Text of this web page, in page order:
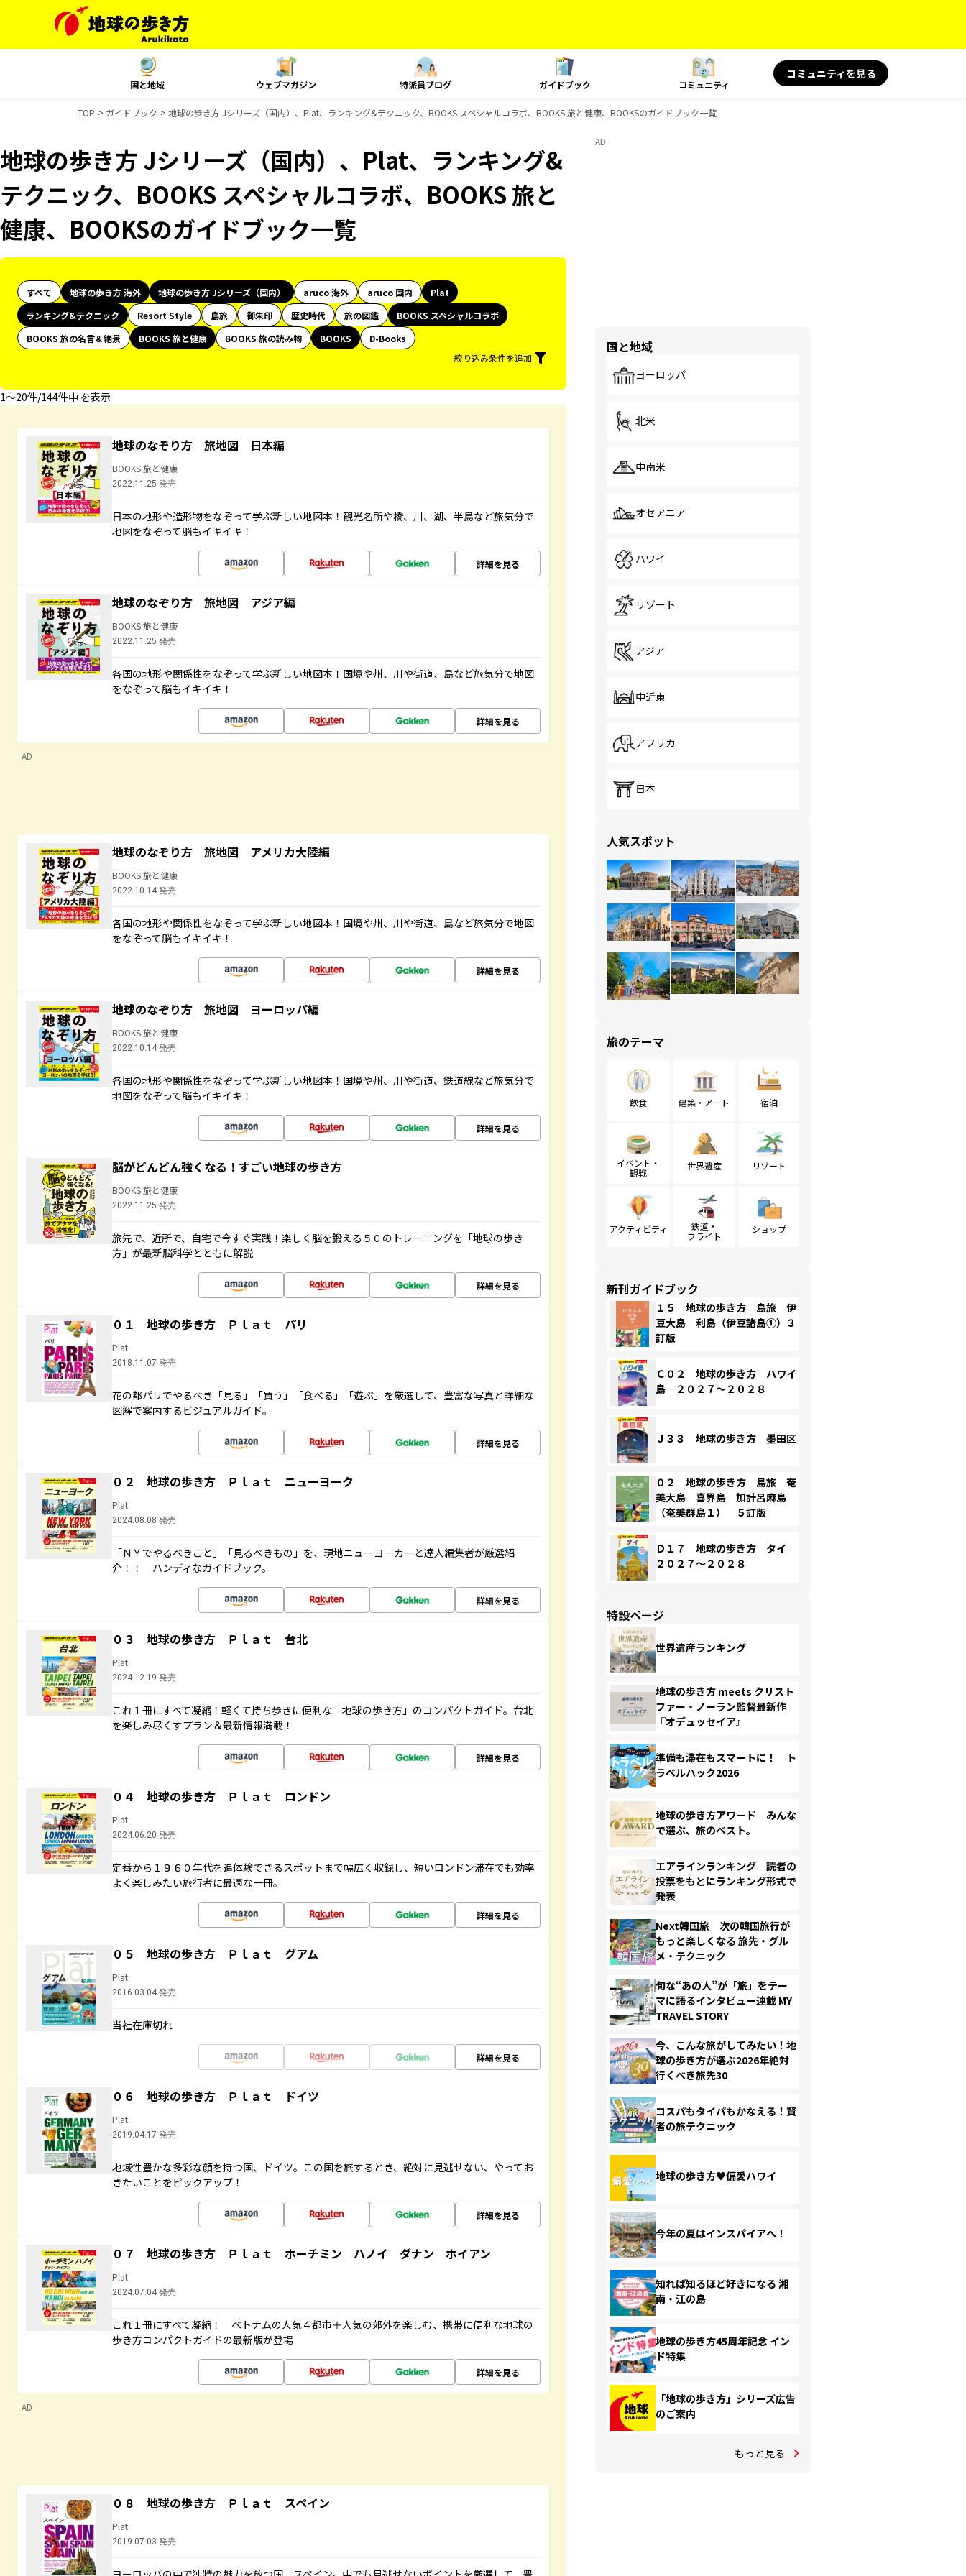
国と地域 ウェブマガジン 特派員ブログ ガイドブック コミュニティ
コミュニティを見る
TOP ガイドブック 地球の歩き方 Jシリーズ（国内）、Plat、ランキング&テクニック、BOOKS スペシャルコラボ、BOOKS 旅と健康、BOOKSのガイドブック一覧
地球の歩き方 Jシリーズ（国内）、Plat、ランキング&
テクニック、BOOKS スペシャルコラボ、BOOKS 旅と
健康、BOOKSのガイドブック一覧
すべて 地球の歩き方 海外 地球の歩き方 Jシリーズ（国内） aruco 海外 aruco 国内
Plat
ランキング&テクニック
Resort Style 島旅 御朱印 歴史時代 旅の図鑑
BOOKS スペシャルコラボ
BOOKS 旅の名言＆絶景
BOOKS 旅と健康 BOOKS 旅の読み物 BOOKS
D-Books
絞り込み条件を追加
1〜20件/144件中 を表示
地球のなぞり方 旅地図 日本編
BOOKS 旅と健康
2022.11.25 発売
日本の地形や造形物をなぞって学ぶ新しい地図本！観光名所や橋、川、湖、半島など旅気分で
地図をなぞって脳もイキイキ！
詳細を見る
地球のなぞり方 旅地図 アジア編
BOOKS 旅と健康
2022.11.25 発売
各国の地形や関係性をなぞって学ぶ新しい地図本！国境や州、川や街道、島など旅気分で地図
をなぞって脳もイキイキ！
詳細を見る
AD
地球のなぞり方 旅地図 アメリカ大陸編
BOOKS 旅と健康
2022.10.14 発売
各国の地形や関係性をなぞって学ぶ新しい地図本！国境や州、川や街道、島など旅気分で地図
をなぞって脳もイキイキ！
詳細を見る
地球のなぞり方 旅地図 ヨーロッパ編
BOOKS 旅と健康
2022.10.14 発売
各国の地形や関係性をなぞって学ぶ新しい地図本！国境や州、川や街道、鉄道線など旅気分で
地図をなぞって脳もイキイキ！
詳細を見る
脳がどんどん強くなる！すごい地球の歩き方
BOOKS 旅と健康
2022.11.25 発売
旅先で、近所で、自宅で今すぐ実践！楽しく脳を鍛える５０のトレーニングを「地球の歩き
方」が最新脳科学とともに解説
詳細を見る
０１ 地球の歩き方 Ｐｌａｔ パリ
Plat
2018.11.07 発売
花の都パリでやるべき「見る」「買う」「食べる」「遊ぶ」を厳選して、豊富な写真と詳細な
図解で案内するビジュアルガイド。
詳細を見る
０２ 地球の歩き方 Ｐｌａｔ ニューヨーク
Plat
2024.08.08 発売
「ＮＹでやるべきこと」「見るべきもの」を、現地ニューヨーカーと達人編集者が厳選紹
介！！ ハンディなガイドブック。
詳細を見る
０３ 地球の歩き方 Ｐｌａｔ 台北
Plat
2024.12.19 発売
これ１冊にすべて凝縮！軽くて持ち歩きに便利な「地球の歩き方」のコンパクトガイド。台北
を楽しみ尽くすプラン＆最新情報満載！
詳細を見る
０４ 地球の歩き方 Ｐｌａｔ ロンドン
Plat
2024.06.20 発売
定番から１９６０年代を追体験できるスポットまで幅広く収録し、短いロンドン滞在でも効率
よく楽しみたい旅行者に最適な一冊。
詳細を見る
０５ 地球の歩き方 Ｐｌａｔ グアム
Plat
2016.03.04 発売
当社在庫切れ
詳細を見る
０６ 地球の歩き方 Ｐｌａｔ ドイツ
Plat
2019.04.17 発売
地域性豊かな多彩な顔を持つ国、ドイツ。この国を旅するとき、絶対に見逃せない、やってお
きたいことをピックアップ！
詳細を見る
０７ 地球の歩き方 Ｐｌａｔ ホーチミン ハノイ ダナン ホイアン
Plat
2024.07.04 発売
これ１冊にすべて凝縮！ ベトナムの人気４都市＋人気の郊外を楽しむ、携帯に便利な地球の
歩き方コンパクトガイドの最新版が登場
詳細を見る
AD
０８ 地球の歩き方 Ｐｌａｔ スペイン
Plat
2019.07.03 発売
AD
国と地域
ヨーロッパ
北米
中南米
オセアニア
ハワイ
リゾート
アジア
中近東
アフリカ
日本
人気スポット
旅のテーマ
飲食 建築・アート 宿泊
イベント・
観戦
世界遺産 リゾート
アクティビティ
鉄道・
フライト
ショップ
新刊ガイドブック
１５ 地球の歩き方 島旅 伊
豆大島 利島（伊豆諸島①）３
訂版
Ｃ０２ 地球の歩き方 ハワイ
島 ２０２７～２０２８
Ｊ３３ 地球の歩き方 墨田区
０２ 地球の歩き方 島旅 奄
美大島 喜界島 加計呂麻島
（奄美群島１） ５訂版
Ｄ１７ 地球の歩き方 タイ
２０２７～２０２８
特設ページ
世界遺産ランキング
地球の歩き方 meets クリスト
ファー・ノーラン監督最新作
『オデュッセイア』
準備も滞在もスマートに！ ト
ラベルハック2026
地球の歩き方アワード みんな
で選ぶ、旅のベスト。
エアラインランキング 読者の
投票をもとにランキング形式で
発表
Next韓国旅 次の韓国旅行が
もっと楽しくなる 旅先・グル
メ・テクニック
旬な“あの人”が「旅」をテー
マに語るインタビュー連載 MY
TRAVEL STORY
今、こんな旅がしてみたい！地
球の歩き方が選ぶ2026年絶対
行くべき旅先30
コスパもタイパもかなえる！賢
者の旅テクニック
地球の歩き方♥偏愛ハワイ
今年の夏はインスパイアへ！
知れば知るほど好きになる 湘
南・江の島
地球の歩き方45周年記念 イン
ド特集
「地球の歩き方」シリーズ広告
のご案内
もっと見る